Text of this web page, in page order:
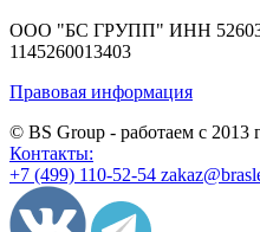
ООО "БС ГРУПП" ИНН
1145260013403
Правовая информация
© BS Group - работаем с 2013
Контакты:
+7 (499) 110-52-54